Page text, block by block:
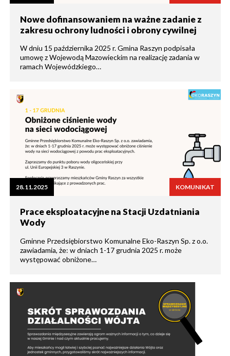
Nowe dofinansowaniem na ważne zadanie z
zakresu ochrony ludności i obrony cywilnej
W dniu 15 października 2025 r. Gmina Raszyn podpisała
umowę z Wojewodą Mazowieckim na realizację zadania w
ramach Wojewódzkiego…
28.11.2025 KOMUNIKAT
Prace eksploatacyjne na Stacji Uzdatniania
Wody
Gminne Przedsiębiorstwo Komunalne Eko-Raszyn Sp. z o.o.
zawiadamia, że: w dniach 1-17 grudnia 2025 r. może
występować obniżone…